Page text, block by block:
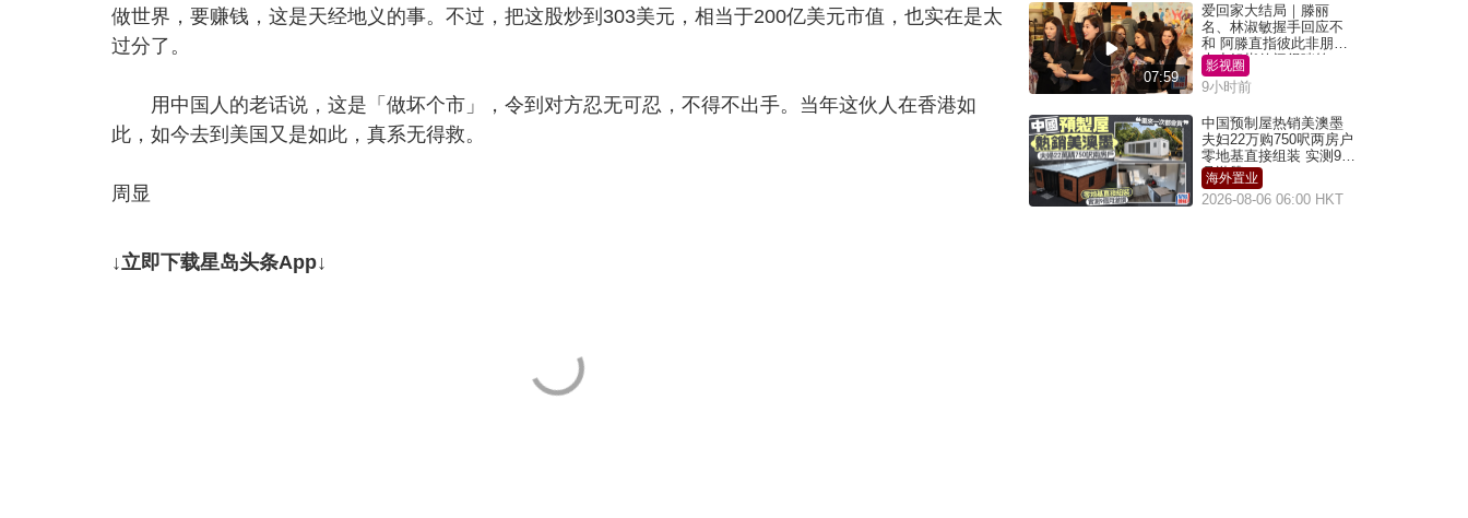
做世界，要赚钱，这是天经地义的事。不过，把这股炒到303美元，相当于200亿美元市值，也实在是太
过分了。
用中国人的老话说，这是「做坏个市」，令到对方忍无可忍，不得不出手。当年这伙人在香港如
此，如今去到美国又是如此，真系无得救。
周显
↓立即下载星岛头条App↓
07:59
爱回家大结局｜滕丽
名、林淑敏握手回应不
和 阿滕直指彼此非朋友
大小姐指传闻得啖笑
影视圈
9小时前
中国预制屋热销美澳墨
夫妇22万购750呎两房户
零地基直接组装 实测9个
月激赞
海外置业
2026-08-06 06:00 HKT